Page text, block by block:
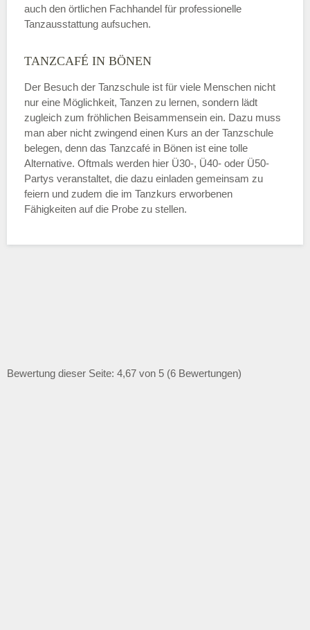
auch den örtlichen Fachhandel für professionelle
Tanzausstattung aufsuchen.
TANZCAFÉ IN BÖNEN
Der Besuch der Tanzschule ist für viele Menschen nicht
nur eine Möglichkeit, Tanzen zu lernen, sondern lädt
zugleich zum fröhlichen Beisammensein ein. Dazu muss
man aber nicht zwingend einen Kurs an der Tanzschule
belegen, denn das Tanzcafé in Bönen ist eine tolle
Alternative. Oftmals werden hier Ü30-, Ü40- oder Ü50-
Partys veranstaltet, die dazu einladen gemeinsam zu
feiern und zudem die im Tanzkurs erworbenen
Fähigkeiten auf die Probe zu stellen.
Bewertung dieser Seite: 4,67 von 5 (6 Bewertungen)